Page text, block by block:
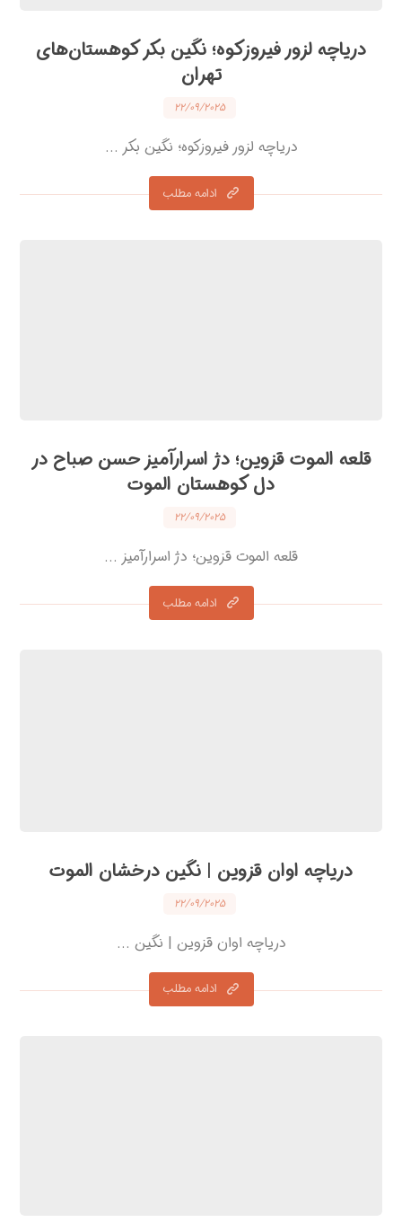
دریاچه لزور فیروزکوه؛ نگین بکر کوهستان‌های
تهران
۲۲/۰۹/۲۰۲۵
دریاچه لزور فیروزکوه؛ نگین بکر ...
ادامه مطلب
قلعه الموت قزوین؛ دژ اسرارآمیز حسن صباح در
دل کوهستان الموت
۲۲/۰۹/۲۰۲۵
قلعه الموت قزوین؛ دژ اسرارآمیز ...
ادامه مطلب
دریاچه اوان قزوین | نگین درخشان الموت
۲۲/۰۹/۲۰۲۵
دریاچه اوان قزوین | نگین ...
ادامه مطلب